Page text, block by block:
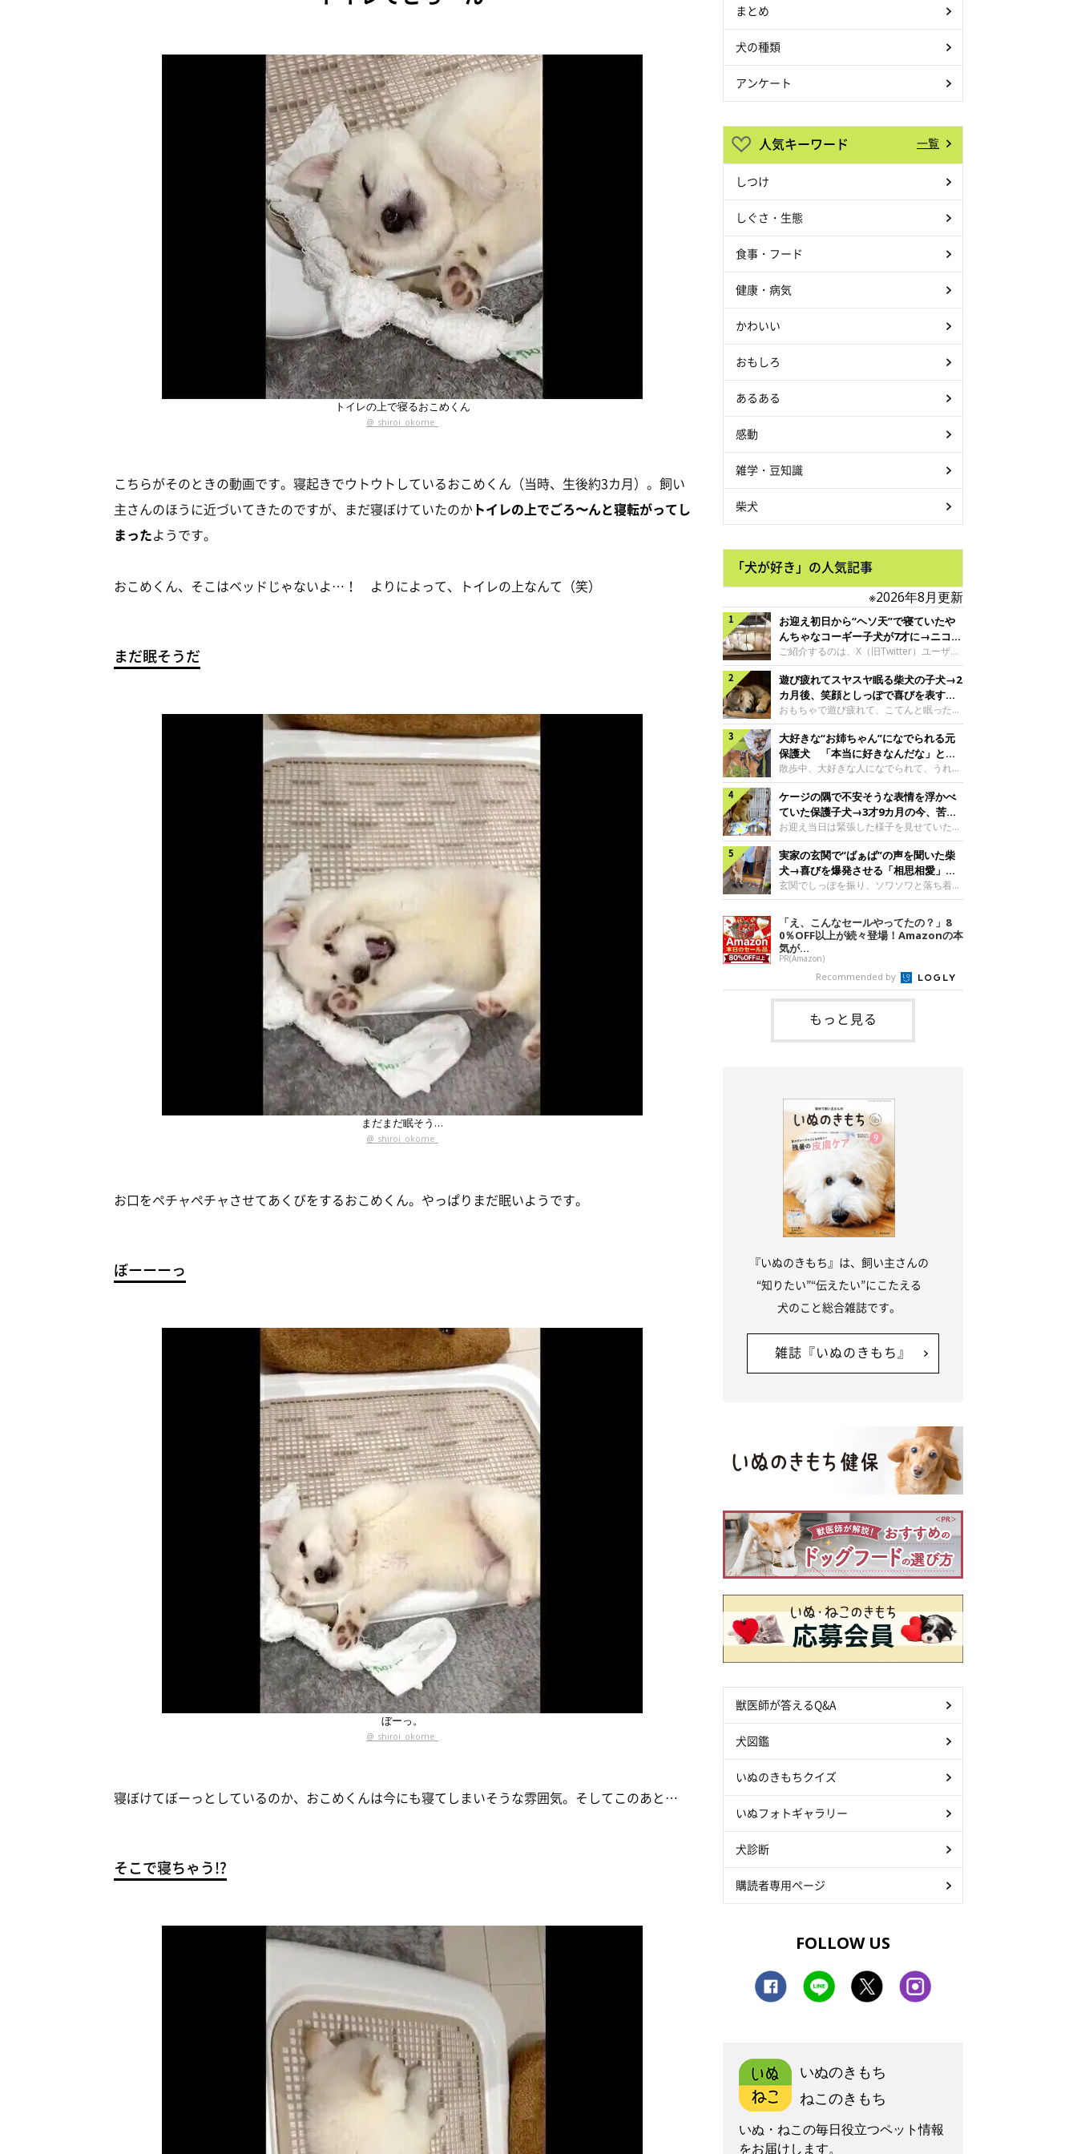
トイレの上で寝るおこめくん
@_shiroi_okome_
こちらがそのときの動画です。寝起きでウトウトしているおこめくん（当時、生後約3カ月）。飼い
主さんのほうに近づいてきたのですが、まだ寝ぼけていたのかトイレの上でごろ〜んと寝転がってし
まったようです。
おこめくん、そこはベッドじゃないよ…！ よりによって、トイレの上なんて（笑）
まだ眠そうだ
まだまだ眠そう…
@_shiroi_okome_
お口をペチャペチャさせてあくびをするおこめくん。やっぱりまだ眠いようです。
ぼーーーっ
ぼーっ。
@_shiroi_okome_
寝ぼけてぼーっとしているのか、おこめくんは今にも寝てしまいそうな雰囲気。そしてこのあと…
そこで寝ちゃう!?
まとめ
犬の種類
アンケート
人気キーワード 一覧
しつけ
しぐさ・生態
食事・フード
健康・病気
かわいい
おもしろ
あるある
感動
雑学・豆知識
柴犬
「犬が好き」の人気記事
※2026年8月更新
お迎え初日から“ヘソ天”で寝ていたや
んちゃなコーギー子犬が7才に→ニコニ
コ“コーギースマイル”が魅力のコに成
長！
ご紹介するのは、X（旧Twitter）ユーザー
＠Kus1oKg2vsgdWS2さんの愛犬でウェル
シュ・コーギー・ペンブロークの神楽ちゃ
ん。今年の8月で7才になるという神楽ちゃ
んですが、いったいどんな子犬時代を過ご
したのでしょうか。今回は、神楽ちゃんの
成長を飼い主さんと振り返ります！神楽ち
ゃんの成長について聞いた！お迎えから数
日後の神楽ちゃん（撮影時生後2カ月）＠
Kus1oKg2vsgdWS2――お迎え当初の神楽
ちゃんの様子について教えてください。飼
い主さん： 「お迎え当日から“ヘソ天”で寝
るようなコでし
遊び疲れてスヤスヤ眠る柴犬の子犬→2
カ月後、笑顔としっぽで喜びを表すコ
に成長！
おもちゃで遊び疲れて、こてんと眠った子
犬。あれから2カ月、表情や行動にさまざ
まな変化が見られるようになりました。遊
び疲れて眠る生後2カ月のなっちゃん遊び
疲れた様子のなっちゃん。@Pkndg_紹介
するのは、X（旧Twitter）ユーザー
@Pkndg_さんの愛犬・なっちゃん（取材
時、生後4カ月／柴犬）。こちらの写真
は、なっちゃんが生後2カ月のころに撮影
された一枚です。この日、なっちゃんは家
族と一緒におもちゃで遊んでいました。た
くさん遊んで疲れたのか、その後は眠り始
めたそうです。眠るなっちゃん。
@Pkndg_
大好きな“お姉ちゃん”になでられる元
保護犬 「本当に好きなんだな」と感
じる表情にほっこり
散歩中、大好きな人になでられて、うれし
そうな表情を見せる元保護犬。甘えるよう
な姿に、見ているこちらまでほっこりしま
す。大好きな“お姉ちゃん”に甘える小次郎
くん妹さんになでてもらい、うれしそうな
表情を見せる小次郎くん（2026年6月撮
影）。@mika_Jimmy紹介するのは、X（旧
Twitter）ユーザー@mika_Jimmyさんの愛
犬・小次郎くん（撮影時5才）。こちら
は、飼い主さんの妹さんと一緒に散歩をし
日、飼い主さんは実家から自宅へ帰る途
中、妹さんと公園で待ち合わせ
ケージの隅で不安そうな表情を浮かべ
ていた保護子犬→3才9カ月の今、苦手
を克服し頼もしいコに成長！
お迎え当日は緊張した様子を見せていた元
野犬の保護子犬。あれから約3年半、苦手
だったことを一つひとつ克服し、家族に寄
り添う姿を見せています。お迎え当日、ケ
ージの隅で不安そうにお迎え当日のシルビ
アちゃん。@nemonemotos今回紹介する
@nemonemotosさんの愛犬・シルビアち
ゃん（撮影当時、生後推定2カ月）。飼い
主さんが「#最初に撮った一枚」として投
稿した写真には、ケージの隅で不安そうな
表情を浮かべるシルビアちゃんの姿が写っ
ていました。こちらは、保護犬だったシル
実家の玄関で“ばぁば”の声を聞いた柴
犬→喜びを爆発させる「相思相愛」な
光景にほっこり
玄関でしっぽを振り、ソワソワと落ち着か
ない様子の柴犬。その先には、大好きな人
との再会が待っていました。玄関でソワソ
ワする福丸くんソワソワした様子を見せる
福丸くん。@totomo_fukumaru紹介する
のは、X（旧Twitter）ユーザー
@totomo_fukumaruさんが投稿していた
動画。玄関でしっぽを振っているのは、愛
犬・福丸くん（撮影時11才／柴犬）です。
何やらソワソワしている様子が印象的です
が、それにはほっこりする理由がありまし
た。 玄関で聞こえた、うれしい声ばぁば
「え、こんなセールやってたの？」8
0％OFF以上が続々登場！Amazonの本
気が...
PR(Amazon)
Recommended by
もっと見る
『いぬのきもち』は、飼い主さんの
“知りたい”“伝えたい”にこたえる
犬のこと総合雑誌です。
雑誌『いぬのきもち』
獣医師が答えるQ&A
犬図鑑
いぬのきもちクイズ
いぬフォトギャラリー
犬診断
購読者専用ページ
FOLLOW US
いぬのきもち
ねこのきもち
いぬ・ねこの毎日役立つペット情報
をお届けします。